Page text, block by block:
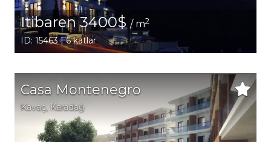
Itibaren 3400$ / m2
ID: 15463 | 6 katlar
Casa Montenegro
Kavaç, Karadağ